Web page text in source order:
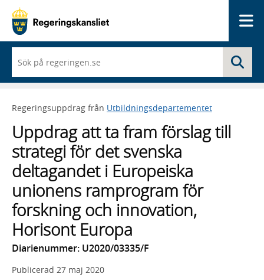
du
börjar
skriva
framträder
lista
med
sökförslag
Regeringsuppdrag från Utbildningsdepartementet
Uppdrag att ta fram förslag till
strategi för det svenska
deltagandet i Europeiska
unionens ramprogram för
forskning och innovation,
Horisont Europa
Diarienummer: U2020/03335/F
Publicerad 27 maj 2020